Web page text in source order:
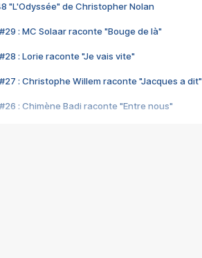
"L'Odyssée" de Christopher Nolan
#29 : MC Solaar raconte "Bouge de là"
#28 : Lorie raconte "Je vais vite"
#27 : Christophe Willem raconte "Jacques a dit"
#26 : Chimène Badi raconte "Entre nous"